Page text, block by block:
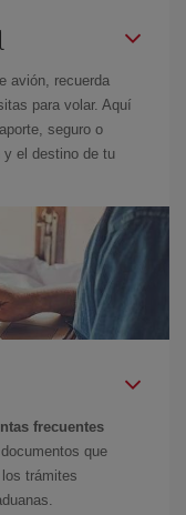
avión, recuerda
para volar. Aquí
seguro o
y el destino de tu
frecuentes
que
trámites